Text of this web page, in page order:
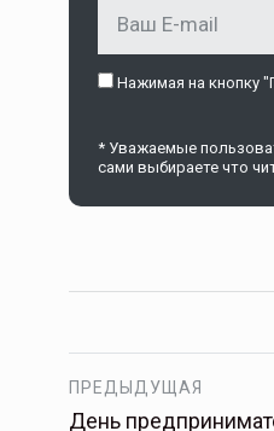
Нажимая на кнопку
* Уважаемые
сами выбираете что
ПРЕДЫДУЩАЯ
День